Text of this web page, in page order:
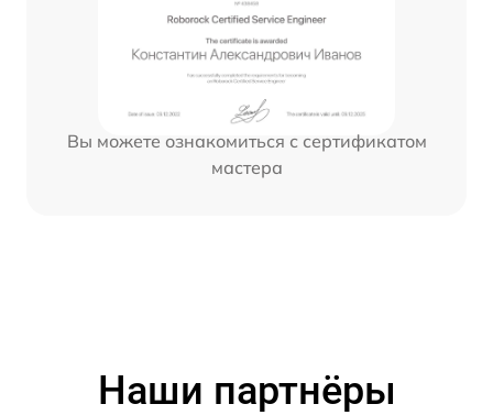
Вы можете ознакомиться с сертификатом
мастера
Наши партнёры